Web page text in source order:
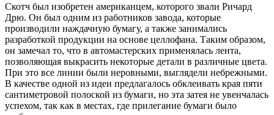
Скотч был изобретен американцем, которого звали Ричард
Дрю. Он был одним из работников завода, которые
производили наждачную бумагу, а также занимались
разработкой продукции на основе целлофана. Таким образом,
он замечал то, что в автомастерских применялась лента,
позволяющая выкрасить некоторые детали в различные цвета.
При это все линии были неровными, выглядели небрежными.
В качестве одной из идеи предлагалось обклеивать края пяти
сантиметровой полоской из бумаги, но эта затея не увенчалась
успехом, так как в местах, где прилегание бумаги было